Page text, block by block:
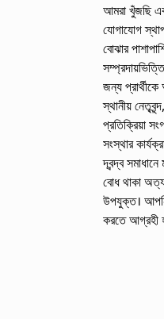
আমরা খুঁজছি
যোগাযোগ
বোঝার
জন্য
স্থানীয়
প্রতিক্রিয়া
সংস্থার
দ্বন্দ্ব
বোধ থাকা
উপযুক্ত। আপনি
করতে আগ্রহী